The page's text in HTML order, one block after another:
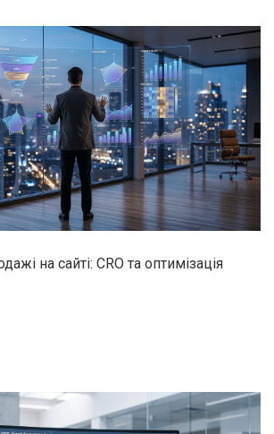
на сайті: CRO та оптимізація